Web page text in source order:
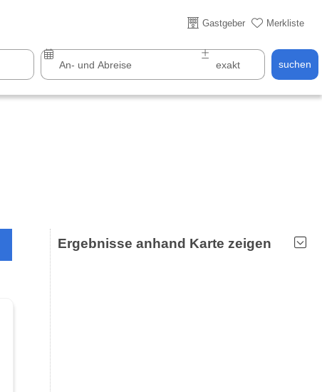
Gastgeber Merkliste
suchen
Über 25 Jahre online
Ergebnisse anhand Karte zeigen